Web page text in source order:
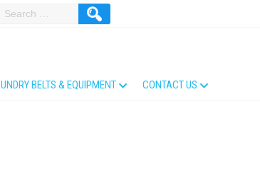
BELTS & EQUIPMENT CONTACT US